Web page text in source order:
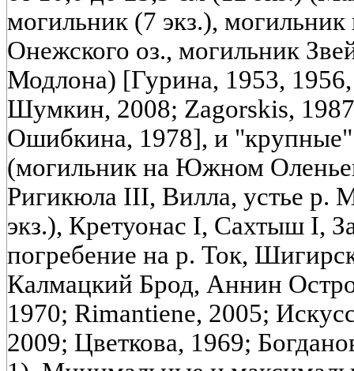
могильник (7 экз.),
Онежского оз., могильник
Модлона) [Гурина, 1953,
Шумкин, 2008; Zagorskis,
Ошибкина, 1978], и "крупные"
(могильник на Южном
Ригикюла III, Вилла, устье р.
экз.), Кретуонас I, Сахтыш I,
погребение на р. Ток,
Калмацкий Брод, Аннин
1970; Rimantiene, 2005;
2009; Цветкова, 1969;